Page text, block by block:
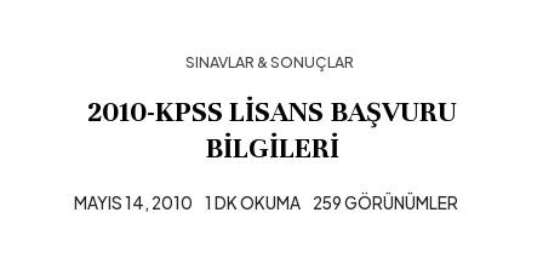
SINAVLAR & SONUÇLAR
2010-KPSS LİSANS BAŞVURU
BİLGİLERİ
MAYIS 14, 2010 1 DK OKUMA 259 GÖRÜNÜMLER